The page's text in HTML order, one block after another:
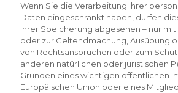
Wenn Sie die Verarbeitung Ihrer
Daten eingeschränkt haben, dürfen
ihrer Speicherung abgesehen – nur mit
oder zur Geltendmachung, Ausübung
von Rechtsansprüchen oder zum
anderen natürlichen oder juristischen
Gründen eines wichtigen öffentlichen
Europäischen Union oder eines